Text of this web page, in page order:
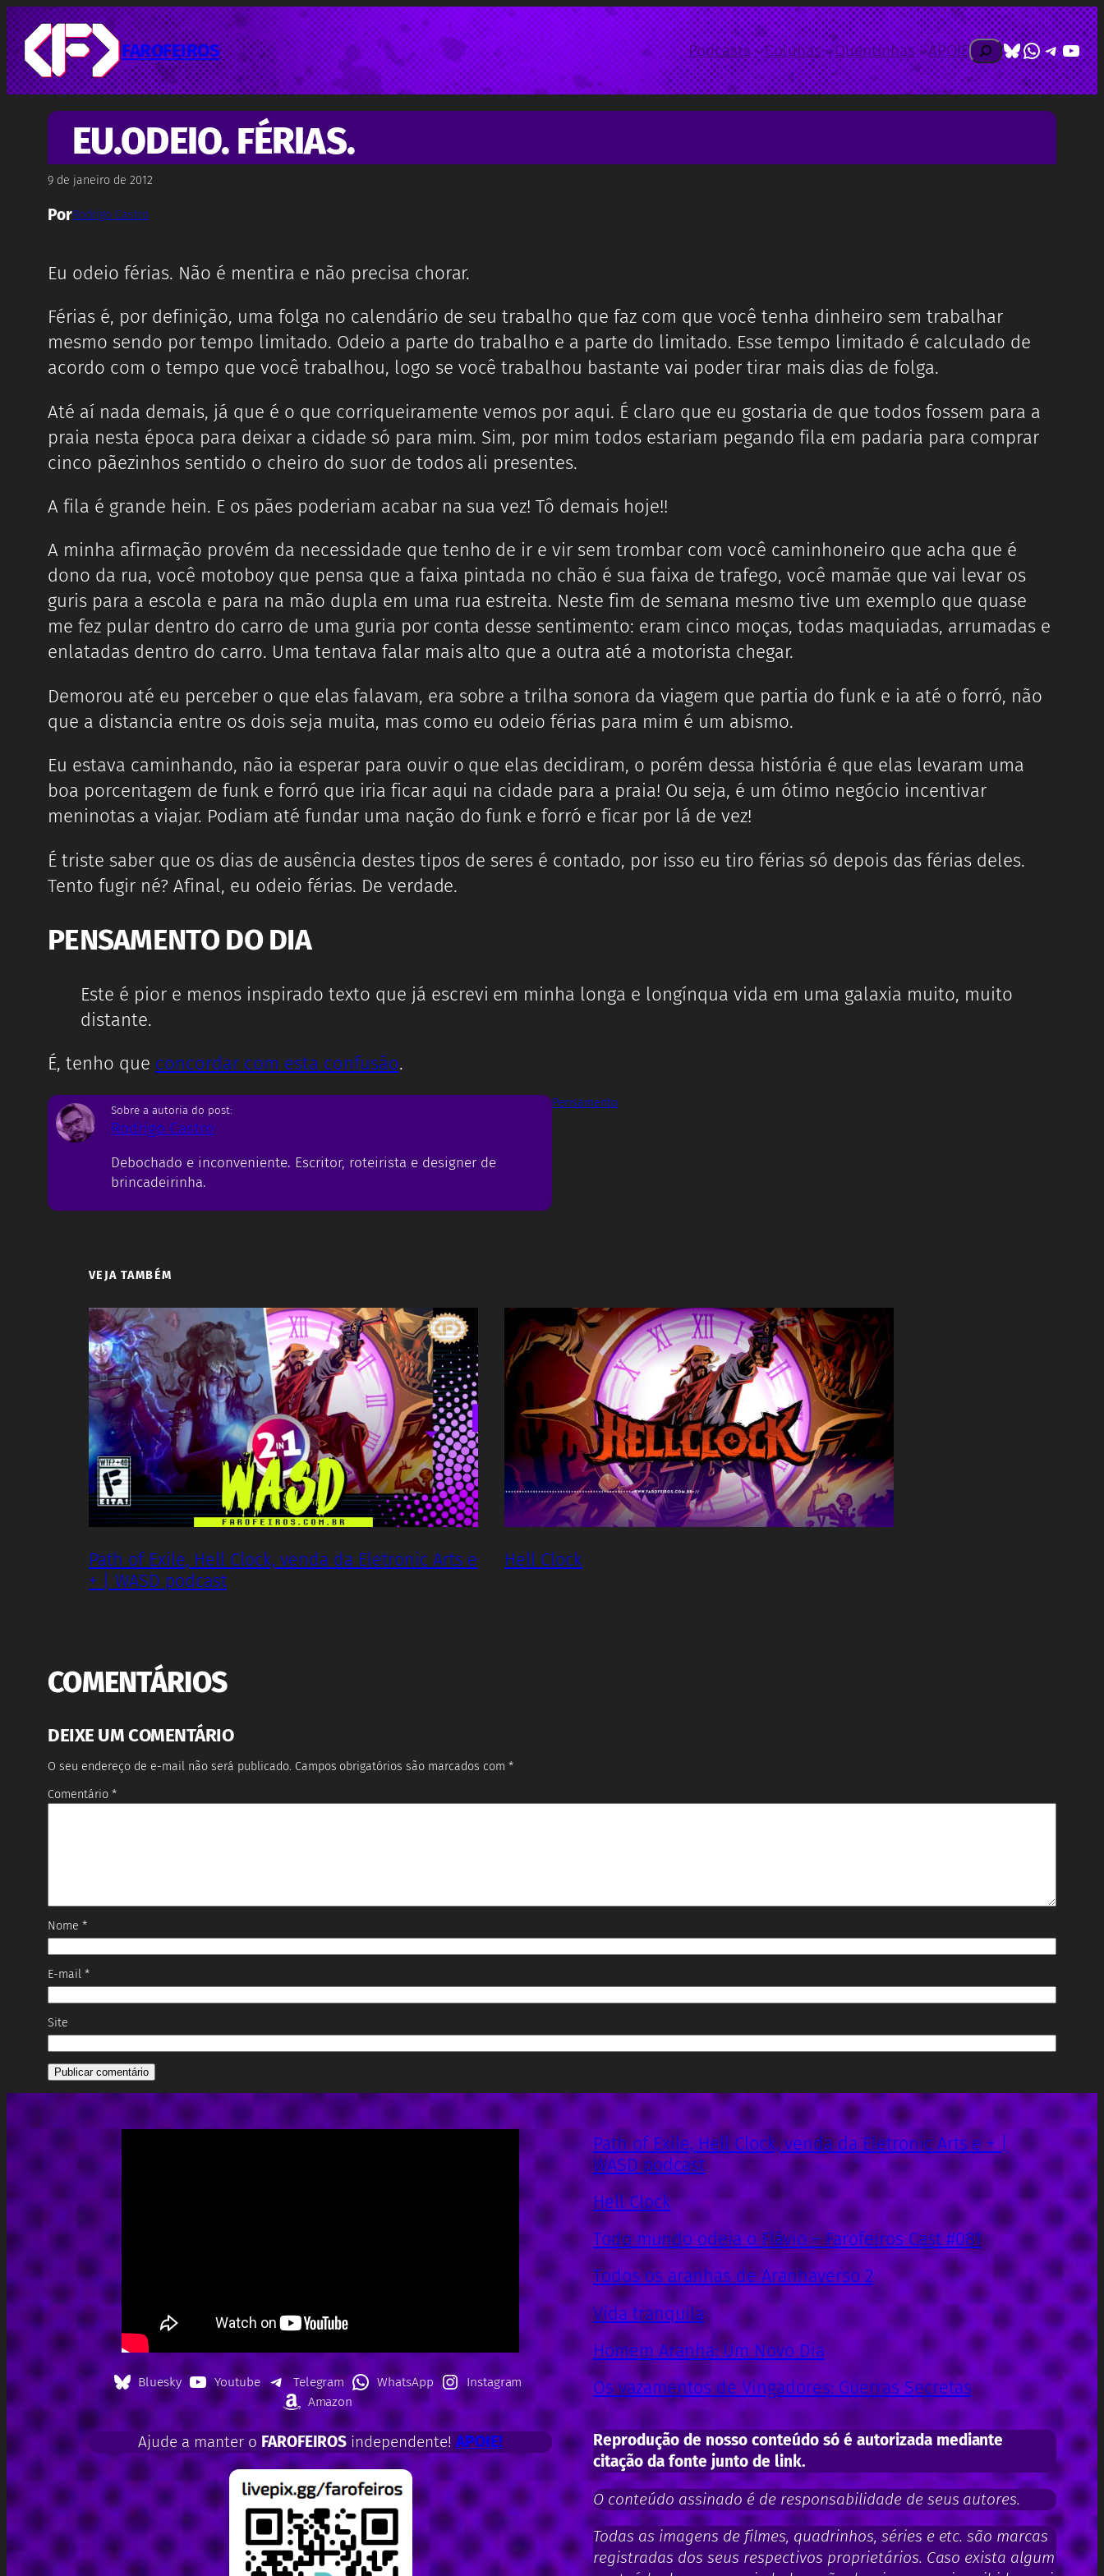
Pular
para
o
conteúdo
FAROFEIROS Podcasts Colunas Quentinhas APOIEPesquisarBluesky
EU.ODEIO. FÉRIAS.
9 de janeiro de 2012
PorRodrigo Castro
Eu odeio férias. Não é mentira e não precisa chorar.
Férias é, por definição, uma folga no calendário de seu trabalho que faz com que você tenha dinheiro sem trabalhar
mesmo sendo por tempo limitado. Odeio a parte do trabalho e a parte do limitado. Esse tempo limitado é calculado de
acordo com o tempo que você trabalhou, logo se você trabalhou bastante vai poder tirar mais dias de folga.
Até aí nada demais, já que é o que corriqueiramente vemos por aqui. É claro que eu gostaria de que todos fossem para a
praia nesta época para deixar a cidade só para mim. Sim, por mim todos estariam pegando fila em padaria para comprar
cinco pãezinhos sentido o cheiro do suor de todos ali presentes.
A fila é grande hein. E os pães poderiam acabar na sua vez! Tô demais hoje!!
A minha afirmação provém da necessidade que tenho de ir e vir sem trombar com você caminhoneiro que acha que é
dono da rua, você motoboy que pensa que a faixa pintada no chão é sua faixa de trafego, você mamãe que vai levar os
guris para a escola e para na mão dupla em uma rua estreita. Neste fim de semana mesmo tive um exemplo que quase
me fez pular dentro do carro de uma guria por conta desse sentimento: eram cinco moças, todas maquiadas, arrumadas e
enlatadas dentro do carro. Uma tentava falar mais alto que a outra até a motorista chegar.
Demorou até eu perceber o que elas falavam, era sobre a trilha sonora da viagem que partia do funk e ia até o forró, não
que a distancia entre os dois seja muita, mas como eu odeio férias para mim é um abismo.
Eu estava caminhando, não ia esperar para ouvir o que elas decidiram, o porém dessa história é que elas levaram uma
boa porcentagem de funk e forró que iria ficar aqui na cidade para a praia! Ou seja, é um ótimo negócio incentivar
meninotas a viajar. Podiam até fundar uma nação do funk e forró e ficar por lá de vez!
É triste saber que os dias de ausência destes tipos de seres é contado, por isso eu tiro férias só depois das férias deles.
Tento fugir né? Afinal, eu odeio férias. De verdade.
PENSAMENTO DO DIA
Este é pior e menos inspirado texto que já escrevi em minha longa e longínqua vida em uma galaxia muito, muito
distante.
É, tenho que concordar com esta confusão.
Sobre a autoria do post:
Rodrigo Castro
Debochado e inconveniente. Escritor, roteirista e designer de
brincadeirinha.
Pensamento
VEJA TAMBÉM
Path of Exile, Hell Clock, venda da Eletronic Arts e
+ | WASD podcast
Hell Clock
COMENTÁRIOS
DEIXE UM COMENTÁRIO
O seu endereço de e-mail não será publicado. Campos obrigatórios são marcados com*
Comentário *
Nome *
E-mail *
Site
Bluesky Youtube Telegram WhatsApp
Instagram
Amazon
Ajude a manter o FAROFEIROS independente!APOIE!
Path of Exile, Hell Clock, venda da Eletronic Arts e + |
WASD podcast
Hell Clock
Todo mundo odeia o Flávio – Farofeiros Cast #081
Todos os aranhas de Aranhaverso 2
Vida tranquila
Homem Aranha: Um Novo Dia
Os vazamentos de Vingadores: Guerras Secretas
Reprodução de nosso conteúdo só é autorizada mediante
citação da fonte junto de link.
O conteúdo assinado é de responsabilidade de seus autores.
Todas as imagens de filmes, quadrinhos, séries e etc. são marcas
registradas dos seus respectivos proprietários. Caso exista algum